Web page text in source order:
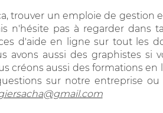
trouver un emploie de gestion
n'hésite pas à regarder dans
d'aide en ligne sur tout les
avons aussi des graphistes si
créons aussi des formations
sur notre entreprise ou